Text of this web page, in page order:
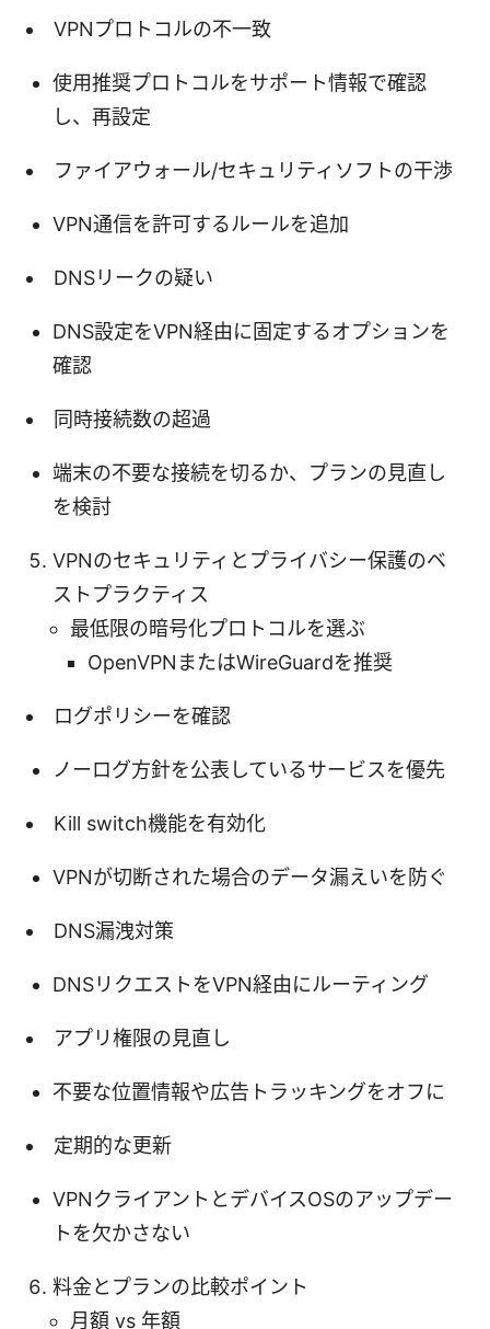
VPNプロトコルの不一致
使用推奨プロトコルをサポート情報で確認
し、再設定
ファイアウォール/セキュリティソフトの干渉
VPN通信を許可するルールを追加
DNSリークの疑い
DNS設定をVPN経由に固定するオプションを
確認
同時接続数の超過
端末の不要な接続を切るか、プランの見直し
を検討
VPNのセキュリティとプライバシー保護のベ
ストプラクティス
最低限の暗号化プロトコルを選ぶ
OpenVPNまたはWireGuardを推奨
ログポリシーを確認
ノーログ方針を公表しているサービスを優先
Kill switch機能を有効化
VPNが切断された場合のデータ漏えいを防ぐ
DNS漏洩対策
DNSリクエストをVPN経由にルーティング
アプリ権限の見直し
不要な位置情報や広告トラッキングをオフに
定期的な更新
VPNクライアントとデバイスOSのアップデー
トを欠かさない
料金とプランの比較ポイント
月額 vs 年額